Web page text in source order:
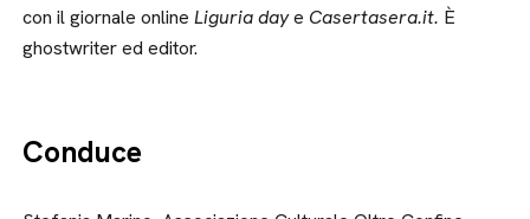
con il giornale onlineLiguria daye Casertasera.it. È
ghostwriter ed editor.
Conduce